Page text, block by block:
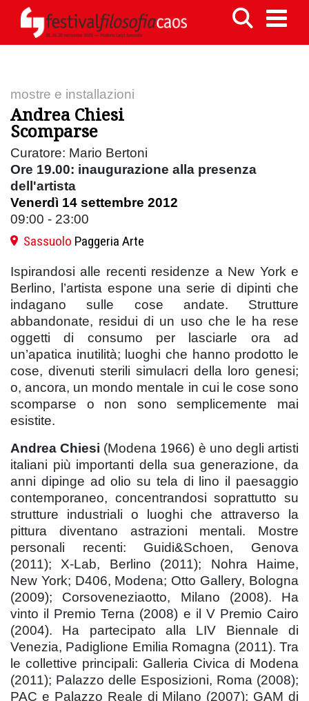
mostre e installazioni
Andrea Chiesi
Scomparse
Curatore: Mario Bertoni
Ore 19.00: inaugurazione alla presenza
dell'artista
Venerdì 14 settembre 2012
09:00 - 23:00
Sassuolo Paggeria Arte
Ispirandosi alle recenti residenze a New York e
Berlino, l’artista espone una serie di dipinti che
indagano sulle cose andate. Strutture
abbandonate, residui di un uso che le ha rese
oggetti di consumo per lasciarle ora ad
un’apatica inutilità; luoghi che hanno prodotto le
cose, divenuti sterili simulacri della loro genesi;
o, ancora, un mondo mentale in cui le cose sono
scomparse o non sono semplicemente mai
esistite.
Andrea Chiesi (Modena 1966) è uno degli artisti
italiani più importanti della sua generazione, da
anni dipinge ad olio su tela di lino il paesaggio
contemporaneo, concentrandosi soprattutto su
strutture industriali o luoghi che attraverso la
pittura diventano astrazioni mentali. Mostre
personali recenti: Guidi&Schoen, Genova
(2011); X-Lab, Berlino (2011); Nohra Haime,
New York; D406, Modena; Otto Gallery, Bologna
(2009); Corsoveneziaotto, Milano (2008). Ha
vinto il Premio Terna (2008) e il V Premio Cairo
(2004). Ha partecipato alla LIV Biennale di
Venezia, Padiglione Emilia Romagna (2011). Tra
le collettive principali: Galleria Civica di Modena
(2011); Palazzo delle Esposizioni, Roma (2008);
PAC e Palazzo Reale di Milano (2007); GAM di